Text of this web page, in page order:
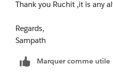
Thank you Ruchit ,it is any
Regards,
Sampath
Marquer comme utile